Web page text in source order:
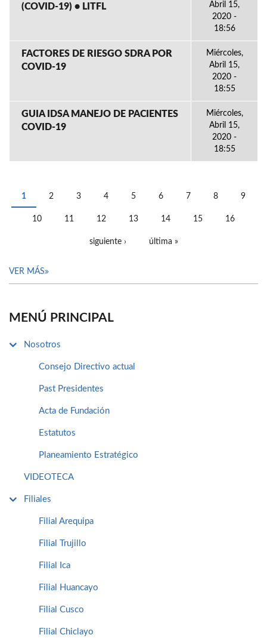
(COVID-19) • LITFL
Abril 15,
2020 -
18:56
FACTORES DE RIESGO SDRA POR
COVID-19
Miércoles,
Abril 15,
2020 -
18:55
GUIA IDSA MANEJO DE PACIENTES
COVID-19
Miércoles,
Abril 15,
2020 -
18:55
PÁGINAS
1 2 3 4 5 6 7 8 9
10 11 12 13 14 15 16
siguiente › última »
VER MÁS
MENÚ PRINCIPAL
Nosotros
Consejo Directivo actual
Past Presidentes
Acta de Fundación
Estatutos
Planeamiento Estratégico
VIDEOTECA
Filiales
Filial Arequipa
Filial Trujillo
Filial Ica
Filial Huancayo
Filial Cusco
Filial Chiclayo